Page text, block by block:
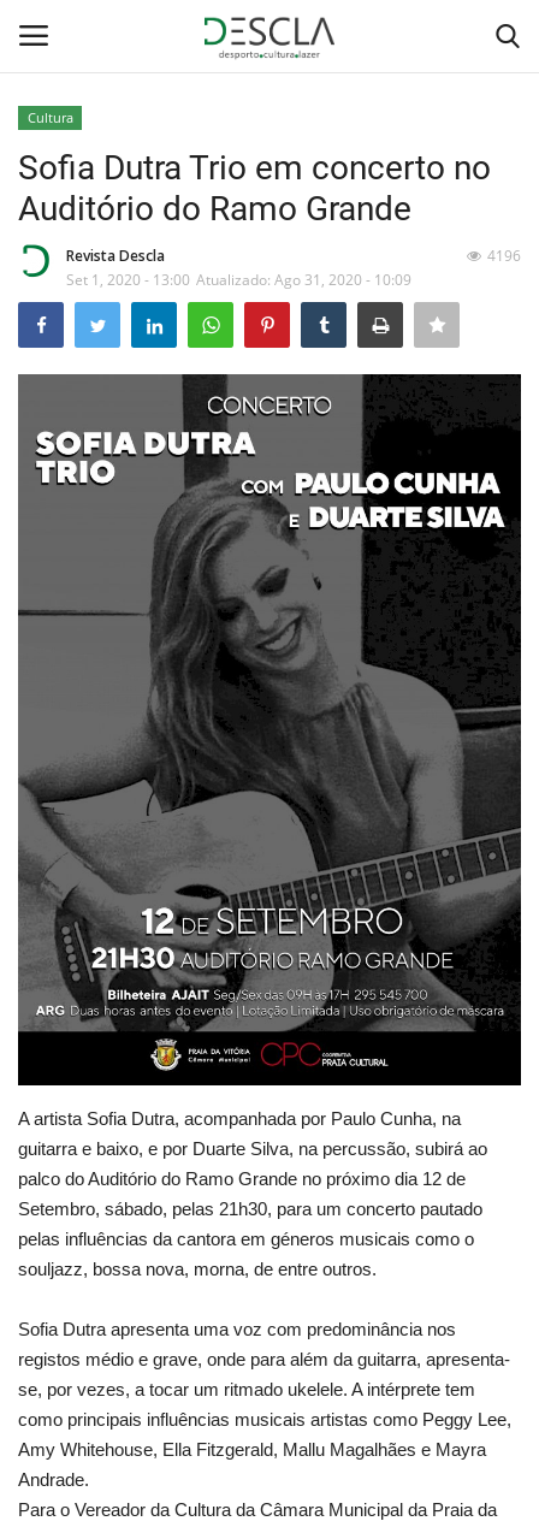
Home
...by Descla
Desporto
Sobre Nós
Estatuto Editorial
Cultura
Lazer
Ambiente
Cultura
Sofia Dutra Trio em concerto no
Auditório do Ramo Grande
Revista Descla
Set 1, 2020 - 13:00 Atualizado: Ago 31, 2020 - 10:09
4196
A artista Sofia Dutra, acompanhada por Paulo Cunha, na
guitarra e baixo, e por Duarte Silva, na percussão, subirá ao
palco do Auditório do Ramo Grande no próximo dia 12 de
Setembro, sábado, pelas 21h30, para um concerto pautado
pelas influências da cantora em géneros musicais como o
souljazz, bossa nova, morna, de entre outros.
Sofia Dutra apresenta uma voz com predominância nos
registos médio e grave, onde para além da guitarra, apresenta-
se, por vezes, a tocar um ritmado ukelele. A intérprete tem
como principais influências musicais artistas como Peggy Lee,
Amy Whitehouse, Ella Fitzgerald, Mallu Magalhães e Mayra
Andrade.
Para o Vereador da Cultura da Câmara Municipal da Praia da